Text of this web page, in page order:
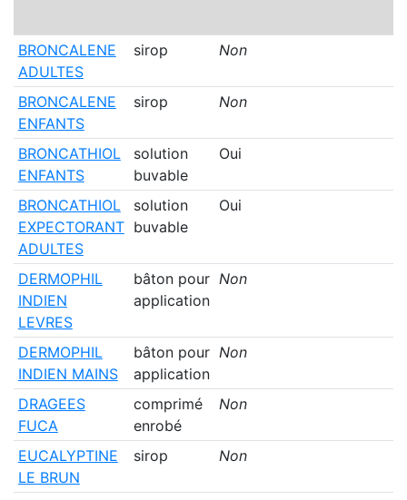
BRONCALENE
ADULTES
sirop Non
BRONCALENE
ENFANTS
sirop Non
BRONCATHIOL
ENFANTS
solution
buvable
Oui
BRONCATHIOL
EXPECTORANT
ADULTES
solution
buvable
Oui
DERMOPHIL
INDIEN
LEVRES
bâton pour
application
Non
DERMOPHIL
INDIEN MAINS
bâton pour
application
Non
DRAGEES
FUCA
comprimé
enrobé
Non
EUCALYPTINE
LE BRUN
sirop Non